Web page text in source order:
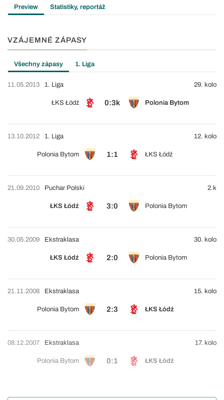
Preview Statistiky, reportáž
VZÁJEMNÉ ZÁPASY
Všechny zápasy 1. Liga
11.05.2013
ŁKS Łódź 0:3k Polonia Bytom
1. Liga 29. kolo
13.10.2012
Polonia Bytom 1:1 ŁKS Łódź
1. Liga 12. kolo
21.09.2010
ŁKS Łódź 3:0 Polonia Bytom
Puchar Polski 2.k
30.05.2009
ŁKS Łódź 2:0 Polonia Bytom
Ekstraklasa 30. kolo
21.11.2008
Polonia Bytom 2:3 ŁKS Łódź
Ekstraklasa 15. kolo
08.12.2007
Polonia Bytom 0:1 ŁKS Łódź
Ekstraklasa 17. kolo